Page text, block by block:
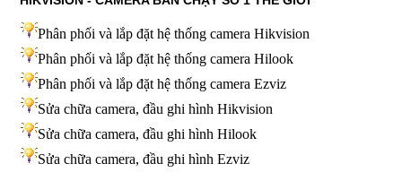
Phân phối và lắp đặt hệ thống camera Hikvision
Phân phối và lắp đặt hệ thống camera Hilook
Phân phối và lắp đặt hệ thống camera Ezviz
Sửa chữa camera, đầu ghi hình Hikvision
Sửa chữa camera, đầu ghi hình Hilook
Sửa chữa camera, đầu ghi hình Ezviz